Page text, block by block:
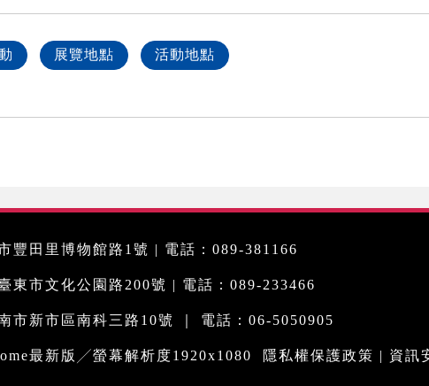
展覽地點 活動地點
豐田里博物館路1號 | 電話：089-381166
東市文化公園路200號 | 電話：089-233466
市新市區南科三路10號 ｜ 電話：06-5050905
最新版╱螢幕解析度1920x1080 隱私權保護政策 | 資訊